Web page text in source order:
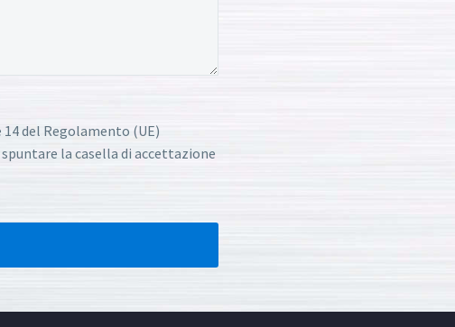
del Regolamento (UE)
la casella di accettazione